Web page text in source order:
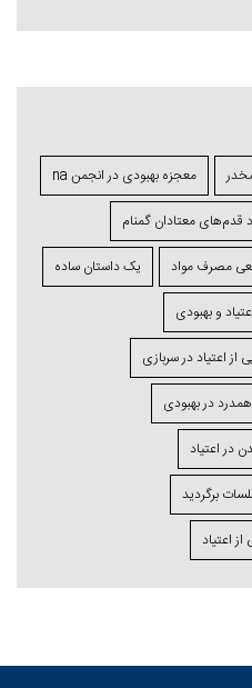
معجزه بهبودی در انجمن na
قدم‌های معتادان گمنام
مصرف مواد یک داستان ساده
و بهبودی
از اعتیاد در سربازی
در بهبودی
در اعتیاد
برگردید
اعتیاد